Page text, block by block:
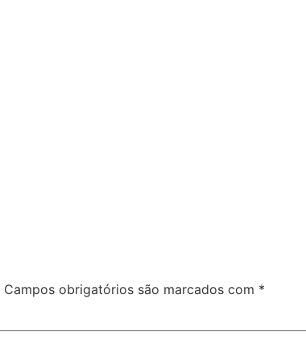
Campos obrigatórios são marcados com *